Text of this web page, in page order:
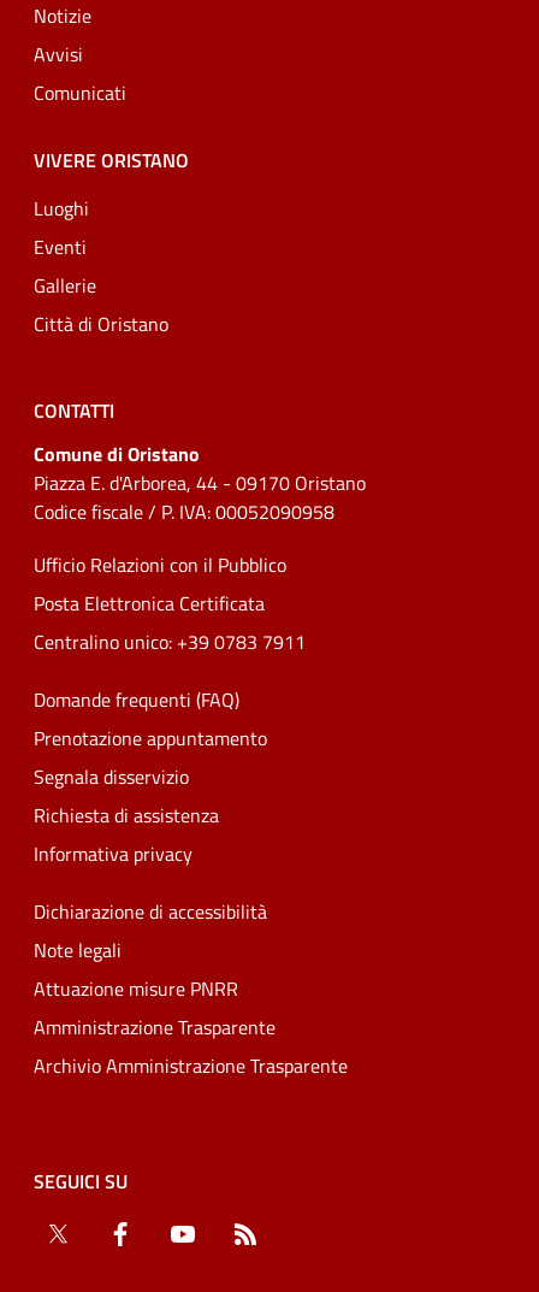
Notizie
Avvisi
Comunicati
VIVERE ORISTANO
Luoghi
Eventi
Gallerie
Città di Oristano
CONTATTI
Comune di Oristano
Piazza E. d'Arborea, 44 - 09170 Oristano
Codice fiscale / P. IVA: 00052090958
Ufficio Relazioni con il Pubblico
Posta Elettronica Certificata
Centralino unico: +39 0783 7911
Domande frequenti (FAQ)
Prenotazione appuntamento
Segnala disservizio
Richiesta di assistenza
Informativa privacy
Dichiarazione di accessibilità
Note legali
Attuazione misure PNRR
Amministrazione Trasparente
Archivio Amministrazione Trasparente
SEGUICI SU
Twitter
Facebook YouTube